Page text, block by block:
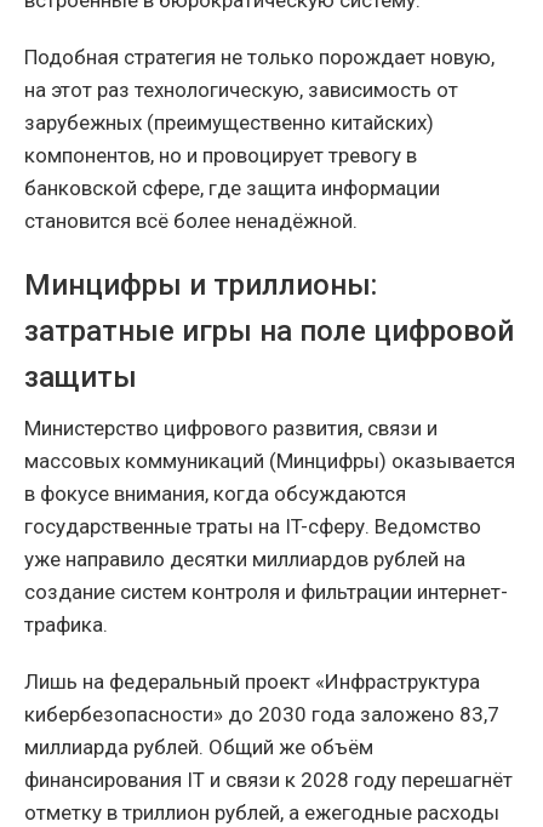
Подобная стратегия не только порождает новую,
на этот раз технологическую, зависимость от
зарубежных (преимущественно китайских)
компонентов, но и провоцирует тревогу в
банковской сфере, где защита информации
становится всё более ненадёжной.
Минцифры и триллионы:
затратные игры на поле цифровой
защиты
Министерство цифрового развития, связи и
массовых коммуникаций (Минцифры) оказывается
в фокусе внимания, когда обсуждаются
государственные траты на IT-сферу. Ведомство
уже направило десятки миллиардов рублей на
создание систем контроля и фильтрации интернет-
трафика.
Лишь на федеральный проект «Инфраструктура
кибербезопасности» до 2030 года заложено 83,7
миллиарда рублей. Общий же объём
финансирования IT и связи к 2028 году перешагнёт
отметку в триллион рублей, а ежегодные расходы